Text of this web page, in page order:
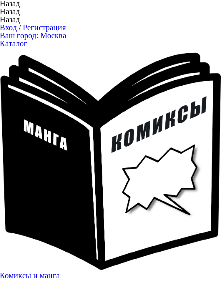
Назад
Назад
Назад
Вход /Регистрация
Ваш город: Москва
Каталог
Комиксы и манга